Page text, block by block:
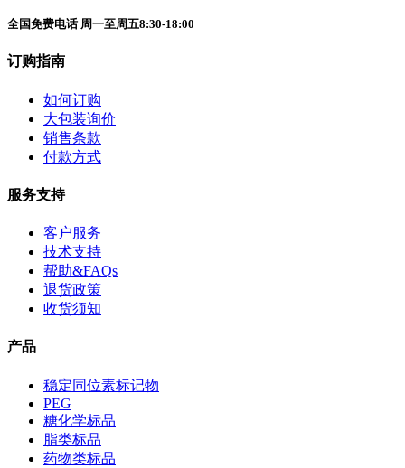
全国免费电话 周一至周五8:30-18:00
订购指南
如何订购
大包装询价
销售条款
付款方式
服务支持
客户服务
技术支持
帮助&FAQs
退货政策
收货须知
产品
稳定同位素标记物
PEG
糖化学标品
脂类标品
药物类标品